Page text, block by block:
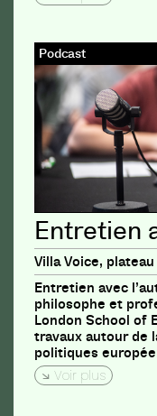
Podcast
Entretien
Villa Voice,
Entretien avec
philosophe et
London School of
travaux autour de
politiques
Voir plus